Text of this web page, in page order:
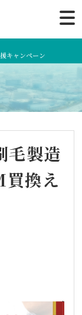
キャンペーン
毛製造
換え